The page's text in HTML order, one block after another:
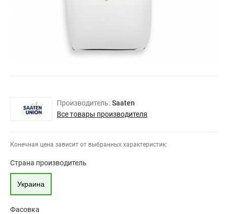
Производитель: Saaten
Все товары производителя
Конечная цена зависит от выбранных характеристик:
Страна производитель
Украина
Фасовка